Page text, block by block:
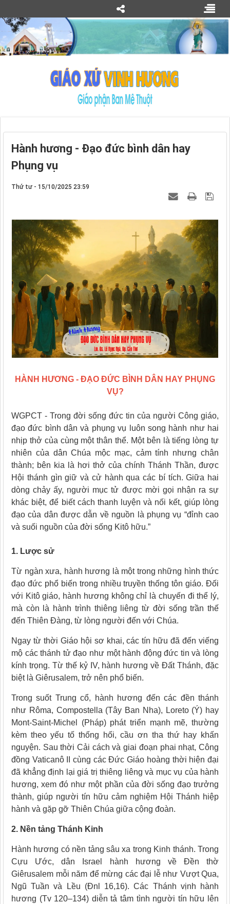
Hành hương - Đạo đức bình dân hay
Phụng vụ
Thứ tư - 15/10/2025 23:59
HÀNH HƯƠNG - ĐẠO ĐỨC BÌNH DÂN HAY PHỤNG
VỤ?
WGPCT - Trong đời sống đức tin của người Công giáo,
đạo đức bình dân và phụng vụ luôn song hành như hai
nhịp thở của cùng một thân thể. Một bên là tiếng lòng tự
nhiên của dân Chúa mộc mạc, cảm tính nhưng chân
thành; bên kia là hơi thở của chính Thánh Thần, được
Hội thánh gìn giữ và cử hành qua các bí tích. Giữa hai
dòng chảy ấy, người mục tử được mời gọi nhận ra sự
khác biệt, để biết cách thanh luyện và nối kết, giúp lòng
đạo của dân được dẫn về nguồn là phụng vụ “đỉnh cao
và suối nguồn của đời sống Kitô hữu.”
1. Lược sử
Từ ngàn xưa, hành hương là một trong những hình thức
đạo đức phổ biến trong nhiều truyền thống tôn giáo. Đối
với Kitô giáo, hành hương không chỉ là chuyến đi thể lý,
mà còn là hành trình thiêng liêng từ đời sống trần thế
đến Thiên Đàng, từ lòng người đến với Chúa.
Ngay từ thời Giáo hội sơ khai, các tín hữu đã đến viếng
mộ các thánh tử đạo như một hành động đức tin và lòng
kính trọng. Từ thế kỷ IV, hành hương về Đất Thánh, đặc
biệt là Giêrusalem, trở nên phổ biến.
Trong suốt Trung cổ, hành hương đến các đền thánh
như Rôma, Compostella (Tây Ban Nha), Loreto (Ý) hay
Mont-Saint-Michel (Pháp) phát triển mạnh mẽ, thường
kèm theo yếu tố thống hối, cầu ơn tha thứ hay khấn
nguyện. Sau thời Cải cách và giai đoạn phai nhạt, Công
đồng Vaticanô II cùng các Đức Giáo hoàng thời hiện đại
đã khẳng định lại giá trị thiêng liêng và mục vụ của hành
hương, xem đó như một phần của đời sống đạo trưởng
thành, giúp người tín hữu cảm nghiệm Hội Thánh hiệp
hành và gặp gỡ Thiên Chúa giữa cộng đoàn.
2. Nền tảng Thánh Kinh
Hành hương có nền tảng sâu xa trong Kinh thánh. Trong
Cựu Ước, dân Israel hành hương về Đền thờ
Giêrusalem mỗi năm để mừng các đại lễ như Vượt Qua,
Ngũ Tuần và Lều (Đnl 16,16). Các Thánh vịnh hành
hương (Tv 120–134) diễn tả tâm tình người tín hữu lên